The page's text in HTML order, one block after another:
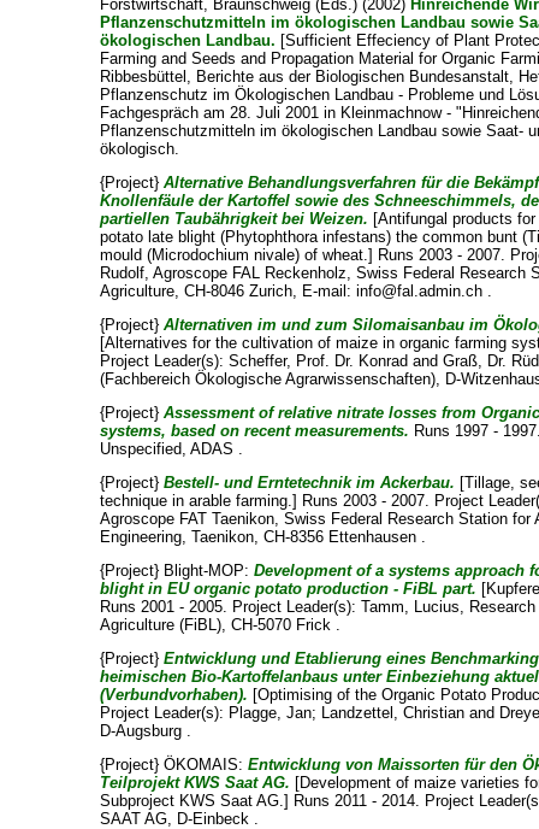
Forstwirtschaft, Braunschweig (Eds.) (2002) Hinreichende
Pflanzenschutzmitteln im ökologischen Landbau sowie
ökologischen Landbau. [Sufficient Effeciency of Plant
Farming and Seeds and Propagation Material for Organic
Ribbesbüttel, Berichte aus der Biologischen Bundesanstalt,
Pflanzenschutz im Ökologischen Landbau - Probleme und
Fachgespräch am 28. Juli 2001 in Kleinmachnow -
Pflanzenschutzmitteln im ökologischen Landbau sowie Saat-
ökologisch.
{Project}Alternative Behandlungsverfahren für die
Knollenfäule der Kartoffel sowie des Schneeschimmels,
partiellen Taubährigkeit bei Weizen. [Antifungal products
potato late blight (Phytophthora infestans) the common bunt
mould (Microdochium nivale) of wheat.] Runs 2003 - 2007.
Rudolf, Agroscope FAL Reckenholz, Swiss Federal Research
Agriculture, CH-8046 Zurich, E-mail: info@fal.admin.ch .
{Project}Alternativen im und zum Silomaisanbau im
[Alternatives for the cultivation of maize in organic farming
Project Leader(s):Scheffer, Prof. Dr. Konrad andGraß, Dr.
(Fachbereich Ökologische Agrarwissenschaften), D-
{Project}Assessment of relative nitrate losses from
systems, based on recent measurements. Runs 1997 -
Unspecified, ADAS .
{Project}Bestell- und Erntetechnik im Ackerbau. [Tillage,
technique in arable farming.] Runs 2003 - 2007. Project
Agroscope FAT Taenikon, Swiss Federal Research Station
Engineering, Taenikon, CH-8356 Ettenhausen .
{Project} Blight-MOP:Development of a systems approach
blight in EU organic potato production - FiBL part.
Runs 2001 - 2005. Project Leader(s):Tamm, Lucius,
Agriculture (FiBL), CH-5070 Frick .
{Project}Entwicklung und Etablierung eines
heimischen Bio-Kartoffelanbaus unter Einbeziehung
(Verbundvorhaben). [Optimising of the Organic Potato
Project Leader(s): Plagge, Jan; Landzettel, Christian and
D-Augsburg .
{Project} ÖKOMAIS:Entwicklung von Maissorten für den
Teilprojekt KWS Saat AG. [Development of maize varieties
Subproject KWS Saat AG.] Runs 2011 - 2014. Project
SAAT AG, D-Einbeck .